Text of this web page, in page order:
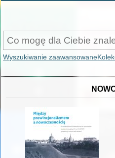
Wyszukiwanie zaawansowane